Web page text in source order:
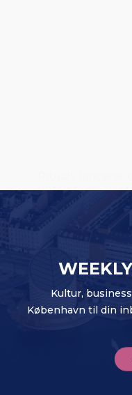
Kultur,
København til din